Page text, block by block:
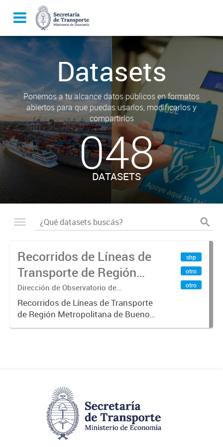
Datasets
Ponemos a tu alcance datos públicos en formatos
abiertos para que puedas usarlos, modificarlos y
compartirlos
048
DATASETS
Recorridos de Líneas de
Transporte de Región
Metropolitana de
Buenos Aires (RMBA)
Dirección de Observatorio de
Transporte, Estudio y Sistemas
Recorridos de Líneas de Transporte
de Región Metropolitana de Buenos
Aires (RMBA).-
shp
otro
otro